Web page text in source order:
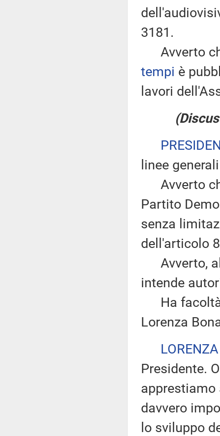
3181.
Avverto
tempi è
lavori
linee
Avverto
Partito
senza
dell'articolo
Avverto,
intende
Ha facoltà
Lorenza
Presidente.
apprestiamo
davvero
lo sviluppo